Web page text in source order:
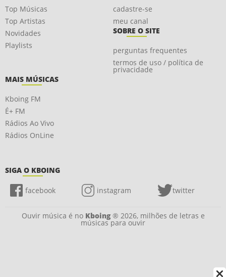
Top Músicas
Top Artistas
Novidades
Playlists
cadastre-se
meu canal
SOBRE O SITE
perguntas frequentes
termos de uso / política de
privacidade
MAIS MÚSICAS
Kboing FM
É+ FM
Rádios Ao Vivo
Rádios OnLine
SIGA O KBOING
facebook instagram twitter
Ouvir música é no Kboing® 2026, milhões de letras e
músicas para ouvir